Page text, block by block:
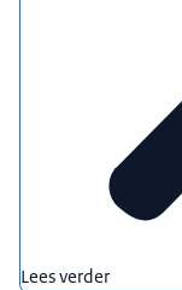
Lees verder